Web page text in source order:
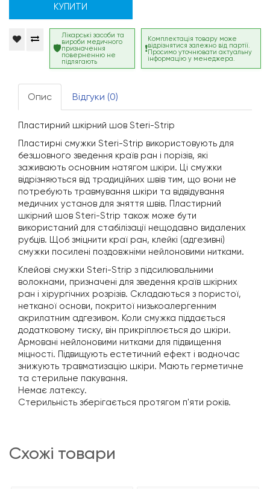
КУПИТИ
Лікарські засоби та
вироби медичного
призначення
поверненню не
підлягають
Комплектація товару може
відрізнятися залежно від партії.
Просимо уточнювати актуальну
інформацію у менеджера.
Опис Відгуки (0)
Пластирний шкірний шов Steri-Strip
Пластирні смужки Steri-Strip використовують для
безшовного зведення країв ран і порізів, які
заживають основним натягом шкіри. Ці смужки
відрізняються від традиційних швів тим, що вони не
потребують травмування шкіри та відвідування
медичних установ для зняття швів. Пластирний
шкірний шов Steri-Strip також може бути
використаний для стабілізації нещодавно видалених
рубців. Щоб зміцнити краї ран, клейкі (адгезивні)
смужки посилені поздовжніми нейлоновими нитками.
Клейові смужки Steri-Strip з підсилювальними
волокнами, призначені для зведення країв шкірних
ран і хірургічних розрізів. Складаються з пористої,
нетканої основи, покритої низькоалергенним
акрилатним адгезивом. Коли смужка піддається
додатковому тиску, він прикріплюється до шкіри.
Армовані нейлоновими нитками для підвищення
міцності. Підвищують естетичний ефект і водночас
знижують травматизацію шкіри. Мають герметичне
та стерильне пакування.
Немає латексу.
Стерильність зберігається протягом п'яти років.
схожі товари